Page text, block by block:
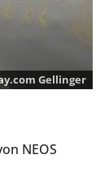
Gellinger
NEOS